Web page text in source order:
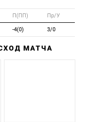
П(ПП) Пр/У
-4(0) 3/0
МАТЧА